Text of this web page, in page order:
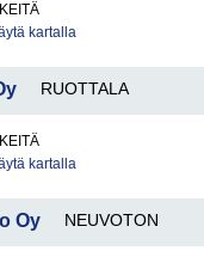
kartalla
RUOTTALA
kartalla
Oy NEUVOTON